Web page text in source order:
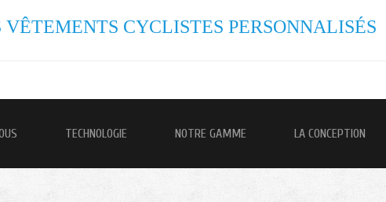
VÊTEMENTS CYCLISTES PERSONNALISÉS
TECHNOLOGIE NOTRE GAMME LA CONCEPTION